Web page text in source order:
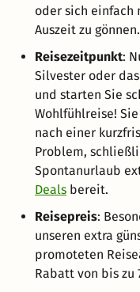
oder sich einfach
Auszeit zu gönnen.
Reisezeitpunkt:
Silvester oder
und starten Sie
Wohlfühlreise!
nach einer
Problem,
Spontanurlaub
Deals bereit.
Reisepreis:
unseren extra
promoteten
Rabatt von bis zu